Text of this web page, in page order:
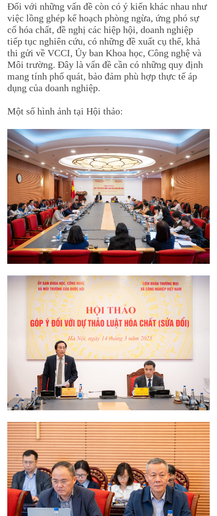
Đối với những vấn đề còn có ý kiến khác nhau như
việc lồng ghép kế hoạch phòng ngừa, ứng phó sự
cố hóa chất, đề nghị các hiệp hội, doanh nghiệp
tiếp tục nghiên cứu, có những đề xuất cụ thể, khả
thi gửi về VCCI, Ủy ban Khoa học, Công nghệ và
Môi trường. Đây là vấn đề cần có những quy định
mang tính phổ quát, bảo đảm phù hợp thực tế áp
dụng của doanh nghiệp.
Một số hình ảnh tại Hội thảo: